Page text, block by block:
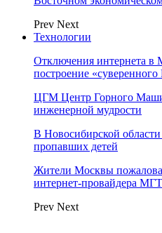
Prev Next
Технологии
Отключения интернета в
построение
ЦГМ Центр Горного
инженерной мудрости
В Новосибирской
пропавших детей
Жители Москвы
интернет-провайдера
Prev Next